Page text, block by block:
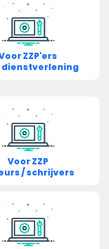
ZZP'ers
dienstverlening
Voor ZZP
/ schrijvers